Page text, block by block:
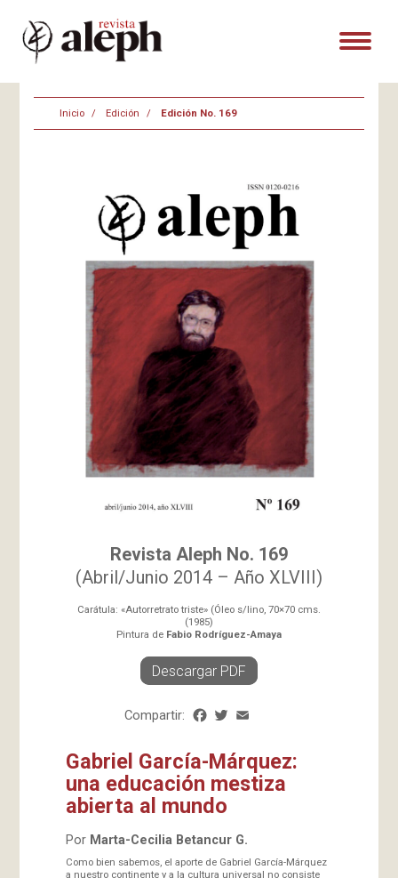
Inicio Edición Edición No. 169
Revista Aleph No. 169
(Abril/Junio 2014 – Año XLVIII)
Carátula: «Autorretrato triste» (Óleo s/lino, 70×70 cms.
(1985)
Pintura de Fabio Rodríguez-Amaya
Descargar PDF
Compartir: Facebook
Twitter
Gabriel García-Márquez:
una educación mestiza
abierta al mundo
Por Marta-Cecilia Betancur G.
Como bien sabemos, el aporte de Gabriel García-Márquez
a nuestro continente y a la cultura universal no consiste